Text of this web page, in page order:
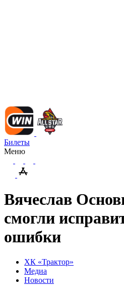
Билеты
Меню
Вячеслав
смогли
ошибки
ХК «Трактор»
Медиа
Новости